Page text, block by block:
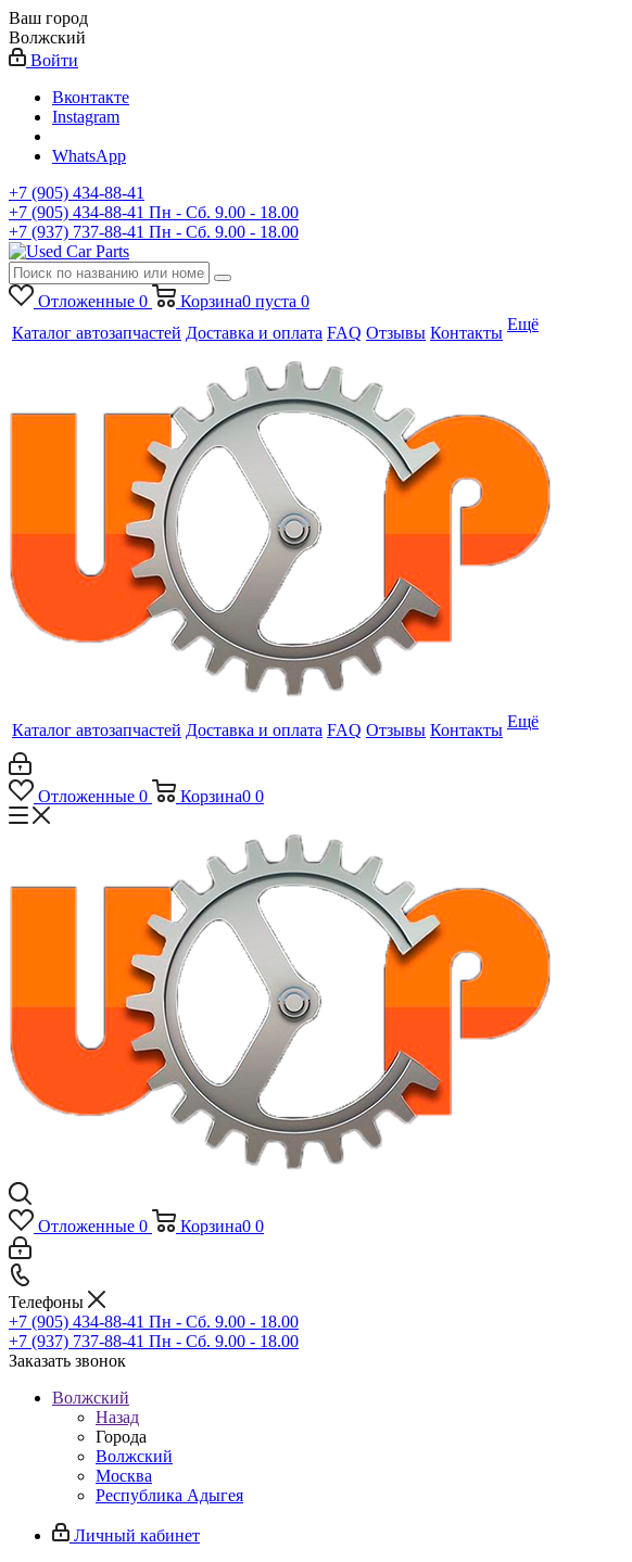
Ваш город
Волжский
Войти
Вконтакте
Instagram
WhatsApp
+7 (905) 434-88-41
+7 (905) 434-88-41 Пн - Сб. 9.00 - 18.00
+7 (937) 737-88-41 Пн - Сб. 9.00 - 18.00
Отложенные 0 Корзина0 пуста 0
Каталог автозапчастей Доставка и оплата FAQ Отзывы Контакты Ещё
Каталог автозапчастей Доставка и оплата FAQ Отзывы Контакты Ещё
Отложенные 0 Корзина0 0
Отложенные 0 Корзина0 0
Телефоны
+7 (905) 434-88-41 Пн - Сб. 9.00 - 18.00
+7 (937) 737-88-41 Пн - Сб. 9.00 - 18.00
Заказать звонок
Волжский
Назад
Города
Волжский
Москва
Республика Адыгея
Личный кабинет